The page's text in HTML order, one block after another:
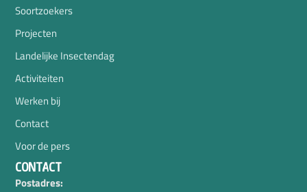
Soortzoekers
Projecten
Landelijke Insectendag
Activiteiten
Werken bij
Contact
Voor de pers
CONTACT
Postadres: